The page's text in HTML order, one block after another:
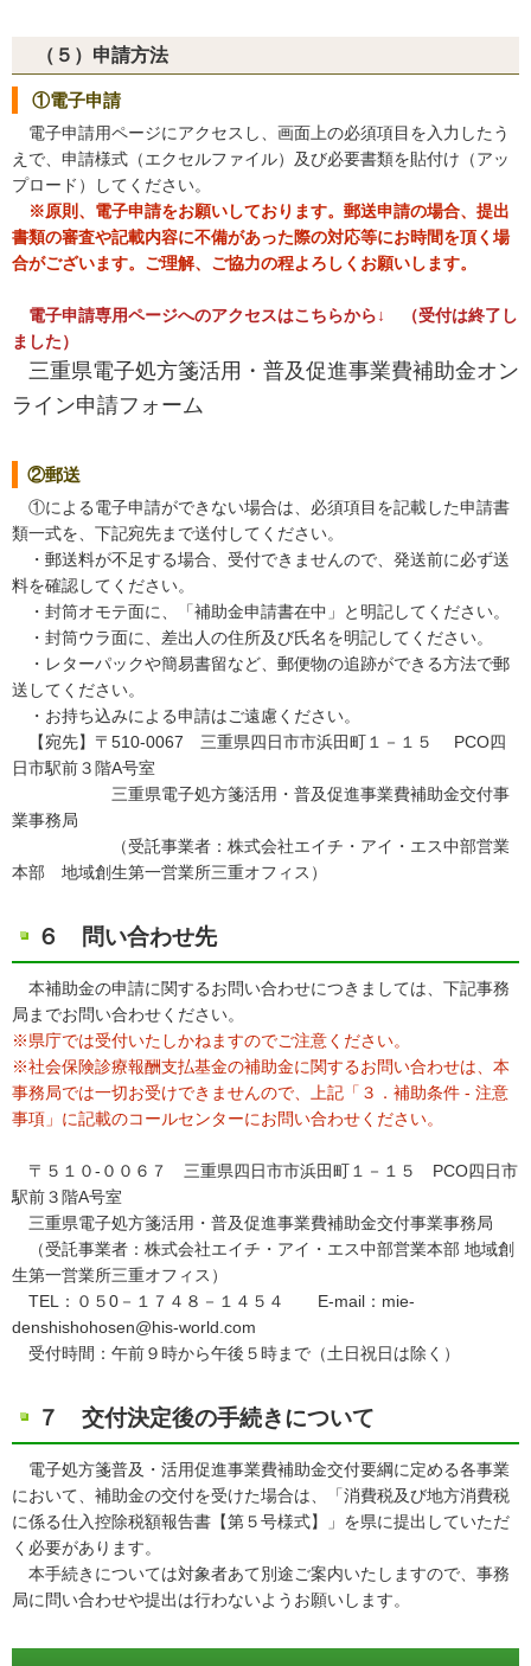
（５）申請方法
①電子申請
電子申請用ページにアクセスし、画面上の必須項目を入力したう
えで、申請様式（エクセルファイル）及び必要書類を貼付け（アッ
プロード）してください。
※原則、電子申請をお願いしております。郵送申請の場合、提出
書類の審査や記載内容に不備があった際の対応等にお時間を頂く場
合がございます。ご理解、ご協力の程よろしくお願いします。
電子申請専用ページへのアクセスはこちらから↓ （受付は終了し
ました）
三重県電子処方箋活用・普及促進事業費補助金オン
ライン申請フォーム
②郵送
①による電子申請ができない場合は、必須項目を記載した申請書
類一式を、下記宛先まで送付してください。
・郵送料が不足する場合、受付できませんので、発送前に必ず送
料を確認してください。
・封筒オモテ面に、「補助金申請書在中」と明記してください。
・封筒ウラ面に、差出人の住所及び氏名を明記してください。
・レターパックや簡易書留など、郵便物の追跡ができる方法で郵
送してください。
・お持ち込みによる申請はご遠慮ください。
【宛先】〒510-0067 三重県四日市市浜田町１－１５ PCO四
日市駅前３階A号室
三重県電子処方箋活用・普及促進事業費補助金交付事
業事務局
（受託事業者：株式会社エイチ・アイ・エス中部営業
本部 地域創生第一営業所三重オフィス）
６ 問い合わせ先
本補助金の申請に関するお問い合わせにつきましては、下記事務
局までお問い合わせください。
※県庁では受付いたしかねますのでご注意ください。
※社会保険診療報酬支払基金の補助金に関するお問い合わせは、本
事務局では一切お受けできませんので、上記「３．補助条件 - 注意
事項」に記載のコールセンターにお問い合わせください。
〒５１０‐００６７ 三重県四日市市浜田町１－１５ PCO四日市
駅前３階A号室
三重県電子処方箋活用・普及促進事業費補助金交付事業事務局
（受託事業者：株式会社エイチ・アイ・エス中部営業本部 地域創
生第一営業所三重オフィス）
TEL：０５0－１７４８－１４５４ E-mail：mie-
denshishohosen@his-world.com
受付時間：午前９時から午後５時まで（土日祝日は除く）
７ 交付決定後の手続きについて
電子処方箋普及・活用促進事業費補助金交付要綱に定める各事業
において、補助金の交付を受けた場合は、「消費税及び地方消費税
に係る仕入控除税額報告書【第５号様式】」を県に提出していただ
く必要があります。
本手続きについては対象者あて別途ご案内いたしますので、事務
局に問い合わせや提出は行わないようお願いします。